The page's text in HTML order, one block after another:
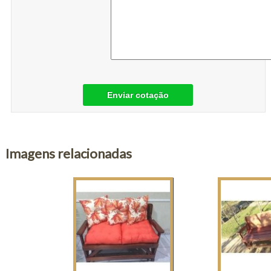
Enviar cotação
Imagens relacionadas